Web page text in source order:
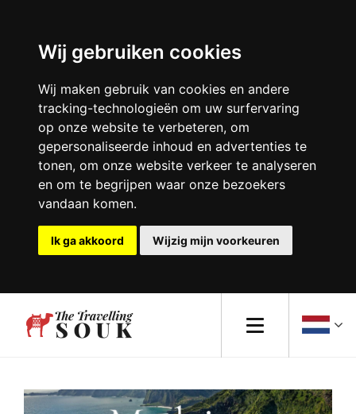
Wij gebruiken cookies
Wij maken gebruik van cookies en andere
tracking-technologieën om uw surfervaring
op onze website te verbeteren, om
gepersonaliseerde inhoud en advertenties te
tonen, om onze website verkeer te analyseren
en om te begrijpen waar onze bezoekers
vandaan komen.
Ik ga akkoord Wijzig mijn voorkeuren
Europa
Afrika
Azië
Noord-Amerika
Zuid-Amerika
Reistips